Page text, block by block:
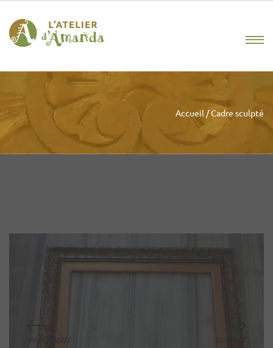
Accueil /Cadre sculpté